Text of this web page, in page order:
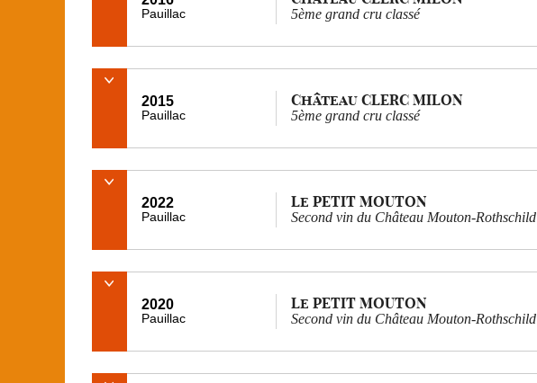
Pauillac 5ème grand cru classé
2015
Pauillac
Château CLERC MILON
5ème grand cru classé
2022
Pauillac
Le PETIT MOUTON
Second vin du Château Mouton-Rothschild
2020
Pauillac
Le PETIT MOUTON
Second vin du Château Mouton-Rothschild